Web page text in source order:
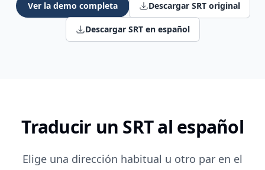
Ver la demo completa Descargar SRT original
Descargar SRT en español
Traducir un SRT al español
Elige una dirección habitual u otro par en el